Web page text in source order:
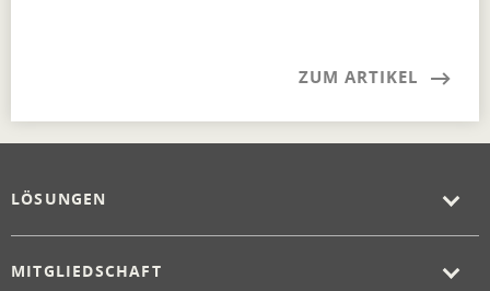
ZUM ARTIKEL
LÖSUNGEN
MITGLIEDSCHAFT